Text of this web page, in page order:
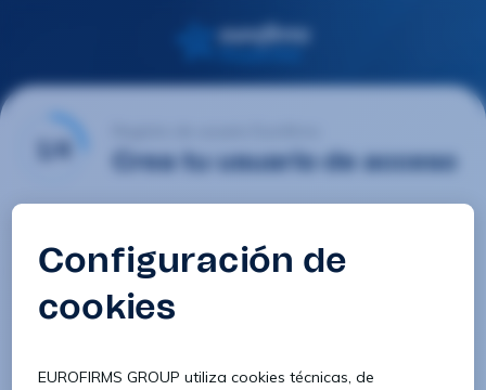
1/4 Crea tu usuario de acceso
Contraseña